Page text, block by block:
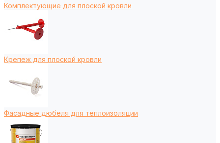
Комплектующие для плоской кровли
Крепеж для плоской кровли
Фасадные дюбеля для теплоизоляции